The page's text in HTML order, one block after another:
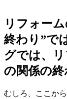
リフォー
終わり”で
グでは、
の関係の
むしろ、ここか